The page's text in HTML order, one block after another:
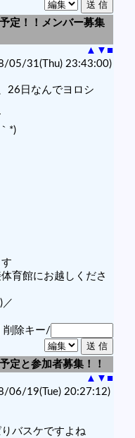
定！！メンバー募集
▲ ▼ ■
05/31(Thu) 23:43:00)
26日なんでヨロシ
*)
育館にお越しくださ
削除キー/
定と参加者募集！！
▲ ▼ ■
06/19(Tue) 20:27:12)
バスケですよね